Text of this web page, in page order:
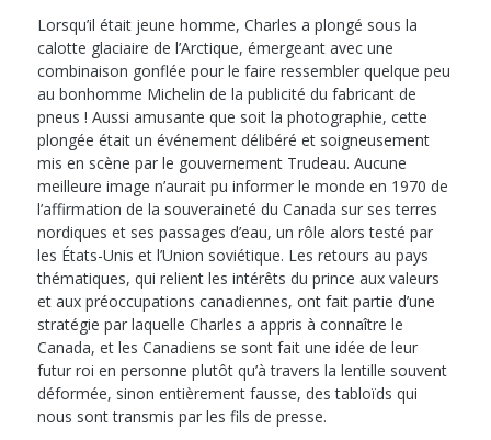
Lorsqu’il était jeune homme, Charles a plongé sous la
calotte glaciaire de l’Arctique, émergeant avec une
combinaison gonflée pour le faire ressembler quelque peu
au bonhomme Michelin de la publicité du fabricant de
pneus ! Aussi amusante que soit la photographie, cette
plongée était un événement délibéré et soigneusement
mis en scène par le gouvernement Trudeau. Aucune
meilleure image n’aurait pu informer le monde en 1970 de
l’affirmation de la souveraineté du Canada sur ses terres
nordiques et ses passages d’eau, un rôle alors testé par
les États-Unis et l’Union soviétique. Les retours au pays
thématiques, qui relient les intérêts du prince aux valeurs
et aux préoccupations canadiennes, ont fait partie d’une
stratégie par laquelle Charles a appris à connaître le
Canada, et les Canadiens se sont fait une idée de leur
futur roi en personne plutôt qu’à travers la lentille souvent
déformée, sinon entièrement fausse, des tabloïds qui
nous sont transmis par les fils de presse.